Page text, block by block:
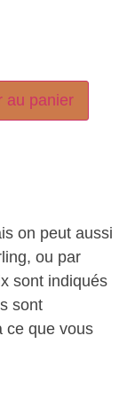
au panier
on peut aussi
ou par
sont indiqués
sont
ce que vous